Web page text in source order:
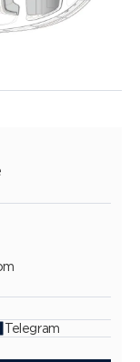
Telegram